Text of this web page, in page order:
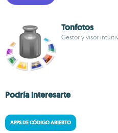
Tonfotos
Gestor y visor
Podría interesarte
APPS DE CÓDIGO ABIERTO